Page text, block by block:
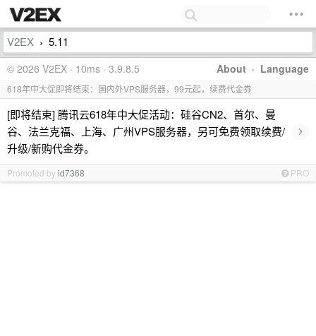
V2EX › 5.11
About · Language
© 2026 V2EX · 10ms · 3.9.8.5
618年中大促即将结束：国内外VPS服务器，99元起，续费代金券
[即将结束] 腾讯云618年中大促活动：硅谷CN2、首尔、曼
谷、法兰克福、上海、广州VPS服务器，另可免费领取续费/
升级/新购代金券。
›
Promoted byid7368 PRO